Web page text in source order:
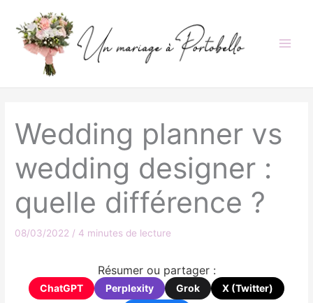
contenu
Wedding planner vs
wedding designer :
quelle différence ?
08/03/2022 / 4 minutes de lecture
Résumer ou partager :
ChatGPT Perplexity Grok
X (Twitter)